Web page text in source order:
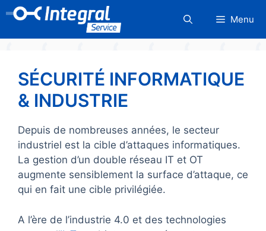
Aller
contenu
Menu
SÉCURITÉ INFORMATIQUE
& INDUSTRIE
Depuis de nombreuses années, le secteur
industriel est la cible d’attaques informatiques.
La gestion d’un double réseau IT et OT
augmente sensiblement la surface d’attaque, ce
qui en fait une cible privilégiée.
A l’ère de l’industrie 4.0 et des technologies